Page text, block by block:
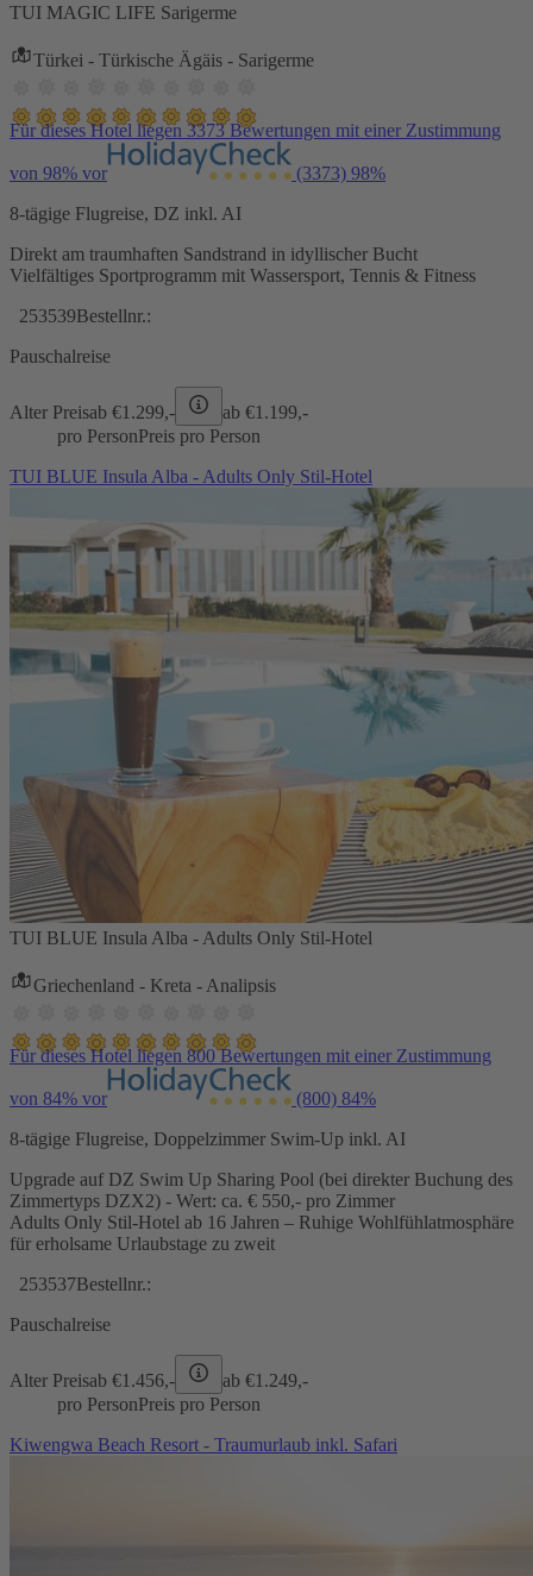
TUI MAGIC LIFE Sarigerme
Türkei - Türkische Ägäis - Sarigerme
Für dieses Hotel liegen 3373 Bewertungen mit einer Zustimmung
von 98% vor (3373) 98%
8-tägige Flugreise, DZ inkl. AI
Direkt am traumhaften Sandstrand in idyllischer Bucht
Vielfältiges Sportprogramm mit Wassersport, Tennis & Fitness
253539Bestellnr.:
Pauschalreise
Alter Preisab €1.299,- ab €1.199,-
pro PersonPreis pro Person
TUI BLUE Insula Alba - Adults Only Stil-Hotel
TUI BLUE Insula Alba - Adults Only Stil-Hotel
Griechenland - Kreta - Analipsis
Für dieses Hotel liegen 800 Bewertungen mit einer Zustimmung
von 84% vor (800) 84%
8-tägige Flugreise, Doppelzimmer Swim-Up inkl. AI
Upgrade auf DZ Swim Up Sharing Pool (bei direkter Buchung des
Zimmertyps DZX2) - Wert: ca. € 550,- pro Zimmer
Adults Only Stil-Hotel ab 16 Jahren – Ruhige Wohlfühlatmosphäre
für erholsame Urlaubstage zu zweit
253537Bestellnr.:
Pauschalreise
Alter Preisab €1.456,- ab €1.249,-
pro PersonPreis pro Person
Kiwengwa Beach Resort - Traumurlaub inkl. Safari